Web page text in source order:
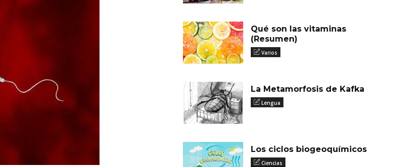
Qué son las vitaminas
(Resumen)
Varios
La Metamorfosis de Kafka
Lengua
Los ciclos biogeoquímicos
Ciencias